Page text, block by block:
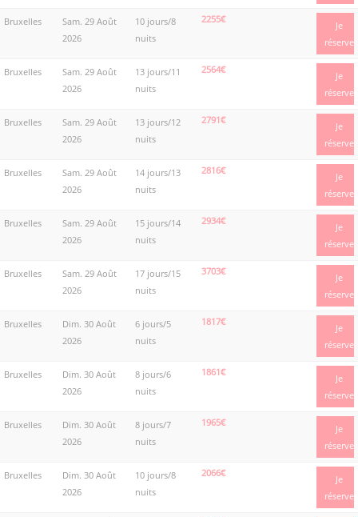
Bruxelles
Sam. 29 Août
2026
10 jours/8
nuits
2255€
Je
réserve
Bruxelles
Sam. 29 Août
2026
13 jours/11
nuits
2564€
Je
réserve
Bruxelles
Sam. 29 Août
2026
13 jours/12
nuits
2791€
Je
réserve
Bruxelles
Sam. 29 Août
2026
14 jours/13
nuits
2816€
Je
réserve
Bruxelles
Sam. 29 Août
2026
15 jours/14
nuits
2934€
Je
réserve
Bruxelles
Sam. 29 Août
2026
17 jours/15
nuits
3703€
Je
réserve
Bruxelles
Dim. 30 Août
2026
6 jours/5
nuits
1817€
Je
réserve
Bruxelles
Dim. 30 Août
2026
8 jours/6
nuits
1861€
Je
réserve
Bruxelles
Dim. 30 Août
2026
8 jours/7
nuits
1965€
Je
réserve
Bruxelles
Dim. 30 Août
2026
10 jours/8
nuits
2066€
Je
réserve